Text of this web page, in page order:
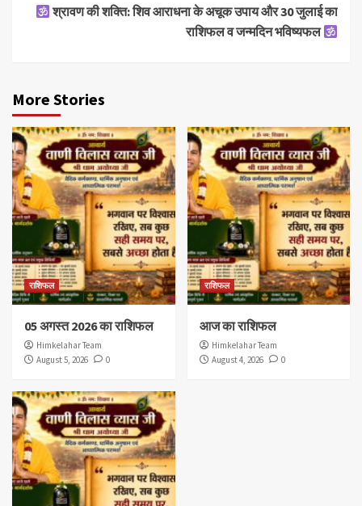
श्रावण की शक्ति: शिव आराधना के अचूक उपाय और 30 जुलाई का
राशिफल व जन्मदिन भविष्यफल
More Stories
राशिफल
05 अगस्त 2026 का राशिफल
Himkelahar Team
August 5, 2026
0
राशिफल
आज का राशिफल
Himkelahar Team
August 4, 2026
0